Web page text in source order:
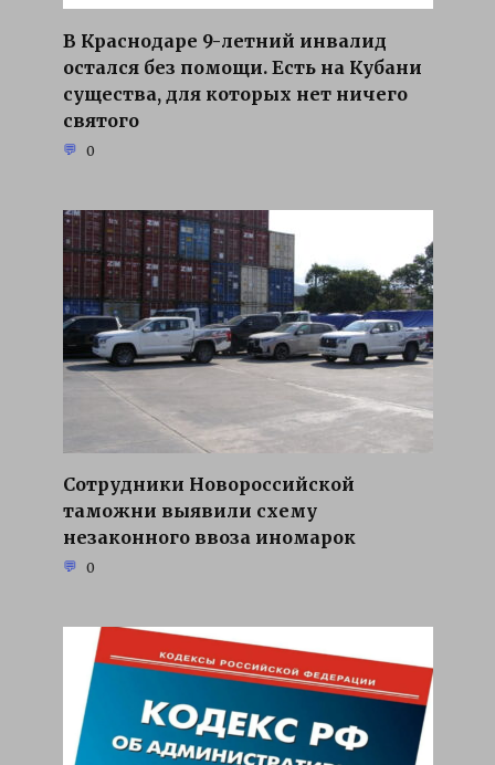
В Краснодаре 9-летний инвалид
остался без помощи. Есть на Кубани
существа, для которых нет ничего
святого
0
Сотрудники Новороссийской
таможни выявили схему
незаконного ввоза иномарок
0